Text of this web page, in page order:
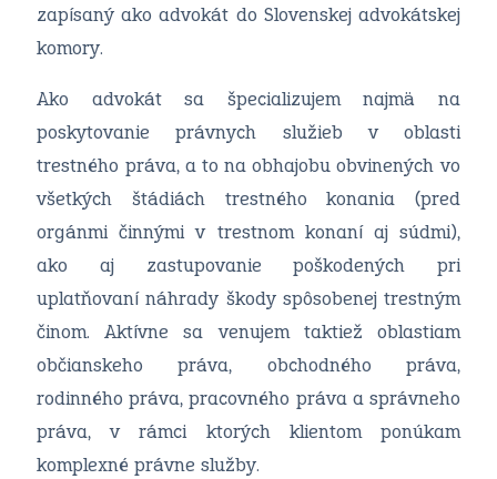
zapísaný ako advokát do Slovenskej advokátskej
komory.
Ako advokát sa špecializujem najmä na
poskytovanie právnych služieb v oblasti
trestného práva, a to na obhajobu obvinených vo
všetkých štádiách trestného konania (pred
orgánmi činnými v trestnom konaní aj súdmi),
ako aj zastupovanie poškodených pri
uplatňovaní náhrady škody spôsobenej trestným
činom. Aktívne sa venujem taktiež oblastiam
občianskeho práva, obchodného práva,
rodinného práva, pracovného práva a správneho
práva, v rámci ktorých klientom ponúkam
komplexné právne služby.